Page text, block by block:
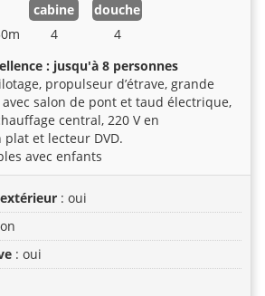
cabine
4
douche
4
: jusqu'à 8 personnes
propulseur d’étrave, grande
salon de pont et taud électrique,
central, 220 V en
et lecteur DVD.
avec enfants
: oui
: oui